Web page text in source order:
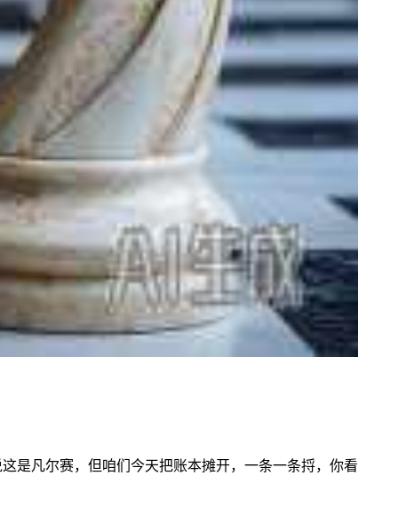
是凡尔赛，但咱们今天把账本摊开，一条一条捋，你看